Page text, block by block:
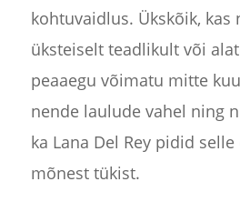
kohtuvaidlus. Ükskõik, kas
üksteiselt teadlikult või
peaaegu võimatu mitte
nende laulude vahel ning
ka Lana Del Rey pidid
mõnest tükist.